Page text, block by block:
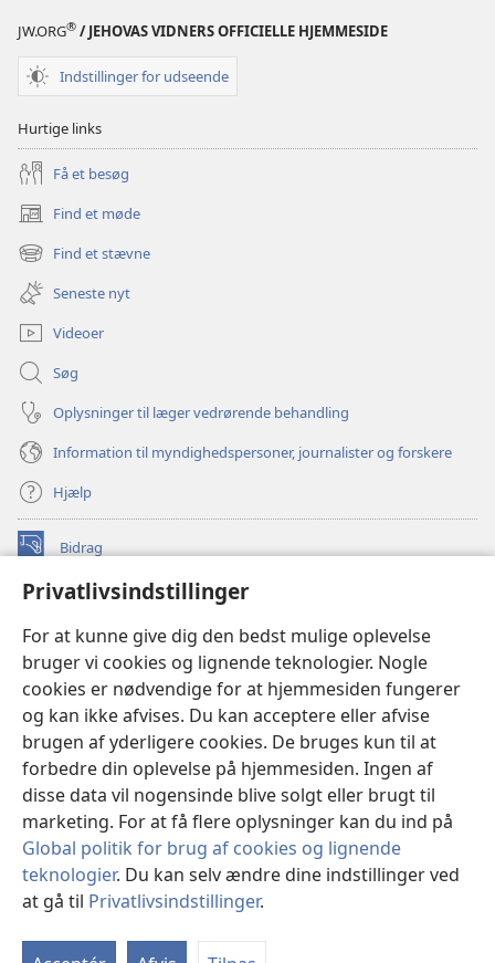
Privatlivsindstillinger
For at kunne give dig den bedst mulige oplevelse
bruger vi cookies og lignende teknologier. Nogle
cookies er nødvendige for at hjemmesiden fungerer
og kan ikke afvises. Du kan acceptere eller afvise
brugen af yderligere cookies. De bruges kun til at
forbedre din oplevelse på hjemmesiden. Ingen af
disse data vil nogensinde blive solgt eller brugt til
marketing. For at få flere oplysninger kan du ind på
Global politik for brug af cookies og lignende
teknologier. Du kan selv ændre dine indstillinger ved
at gå til Privatlivsindstillinger.
JW.ORG® / JEHOVAS VIDNERS OFFICIELLE HJEMMESIDE
Indstillinger for udseende
Hurtige links
Få et besøg
Find et møde
(åbner
nyt
vindue)
Find et stævne
(åbner
nyt
vindue)
Seneste nyt
Videoer
Søg
Oplysninger til læger vedrørende behandling
Information til myndighedspersoner, journalister og forskere
Hjælp
Bidrag
(åbner
vindue)Watchtower ONLINE LIBRARY™
nyt
vindue)JW Hub
(åbner
nyt
vindue)JW Library
Watchtower Library
Copyright© 2026 Watch Tower Bible and Tract Society of Pennsylvania.
ANVENDELSESVILKÅR |PRIVATLIVSPOLITIK
PRIVATLIVSINDSTILLINGER